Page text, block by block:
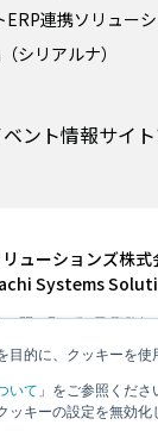
的に、クッキーを使
いて 」をご参照くだ
キーの設定を無効化
ERP連携ソリュー
シリアルナ）
ント情報サイ
ューションズ株式
Systems
明石町8番1号 聖路加
3544-7900